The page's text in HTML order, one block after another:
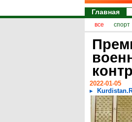
Главная
все спорт
2022-01-05